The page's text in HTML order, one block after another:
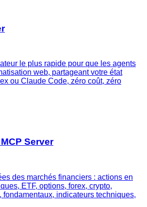
le plus rapide pour que les agents
web, partageant votre état
ou Claude Code, zéro coût, zéro
Server
des marchés financiers : actions en
ETF, options, forex, crypto,
fondamentaux, indicateurs techniques,